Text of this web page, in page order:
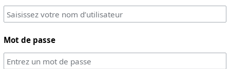
Mot de passe